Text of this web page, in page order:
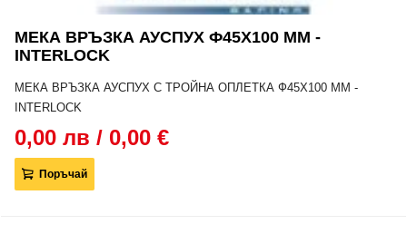
МЕКА ВРЪЗКА АУСПУХ Ф45Х100 MM -
INTERLOCK
МЕКА ВРЪЗКА АУСПУХ С ТРОЙНА ОПЛЕТКА Ф45Х100 MM -
INTERLOCK
0,00 лв / 0,00 €
Поръчай